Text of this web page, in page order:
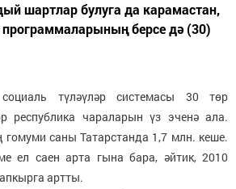
шартлар булуга да карамастан,
программаларының берсе дә (30)
түләүләр системасы 30 төр
республика чараларын үз эченә ала.
саны Татарстанда 1,7 млн. кеше.
ел саен арта гына бара, әйтик, 2010
артты.